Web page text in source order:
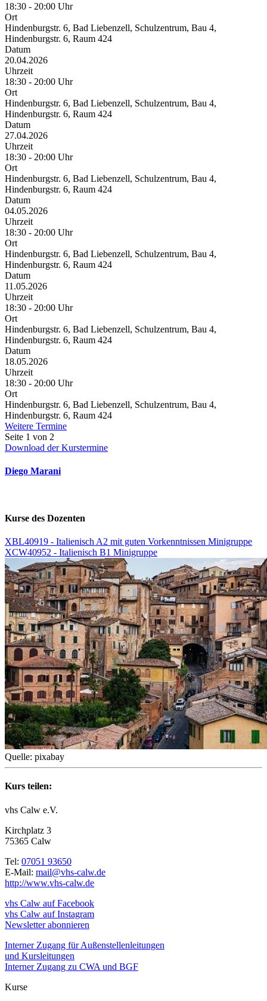
18:30 - 20:00 Uhr
Ort
Hindenburgstr. 6, Bad Liebenzell, Schulzentrum, Bau 4,
Hindenburgstr. 6, Raum 424
Datum
20.04.2026
Uhrzeit
18:30 - 20:00 Uhr
Ort
Hindenburgstr. 6, Bad Liebenzell, Schulzentrum, Bau 4,
Hindenburgstr. 6, Raum 424
Datum
27.04.2026
Uhrzeit
18:30 - 20:00 Uhr
Ort
Hindenburgstr. 6, Bad Liebenzell, Schulzentrum, Bau 4,
Hindenburgstr. 6, Raum 424
Datum
04.05.2026
Uhrzeit
18:30 - 20:00 Uhr
Ort
Hindenburgstr. 6, Bad Liebenzell, Schulzentrum, Bau 4,
Hindenburgstr. 6, Raum 424
Datum
11.05.2026
Uhrzeit
18:30 - 20:00 Uhr
Ort
Hindenburgstr. 6, Bad Liebenzell, Schulzentrum, Bau 4,
Hindenburgstr. 6, Raum 424
Datum
18.05.2026
Uhrzeit
18:30 - 20:00 Uhr
Ort
Hindenburgstr. 6, Bad Liebenzell, Schulzentrum, Bau 4,
Hindenburgstr. 6, Raum 424
Weitere Termine
Seite 1 von 2
Download der Kurstermine
Diego Marani
Kurse des Dozenten
XBL40919 - Italienisch A2 mit guten Vorkenntnissen Minigruppe
XCW40952 - Italienisch B1 Minigruppe
Quelle: pixabay
Kurs teilen:
vhs Calw e.V.
Kirchplatz 3
75365 Calw
Tel: 07051 93650
E-Mail: mail@vhs-calw.de
http://www.vhs-calw.de
vhs Calw auf Facebook
vhs Calw auf Instagram
Newsletter abonnieren
Interner Zugang für Außenstellenleitungen
und Kursleitungen
Interner Zugang zu CWA und BGF
Kurse